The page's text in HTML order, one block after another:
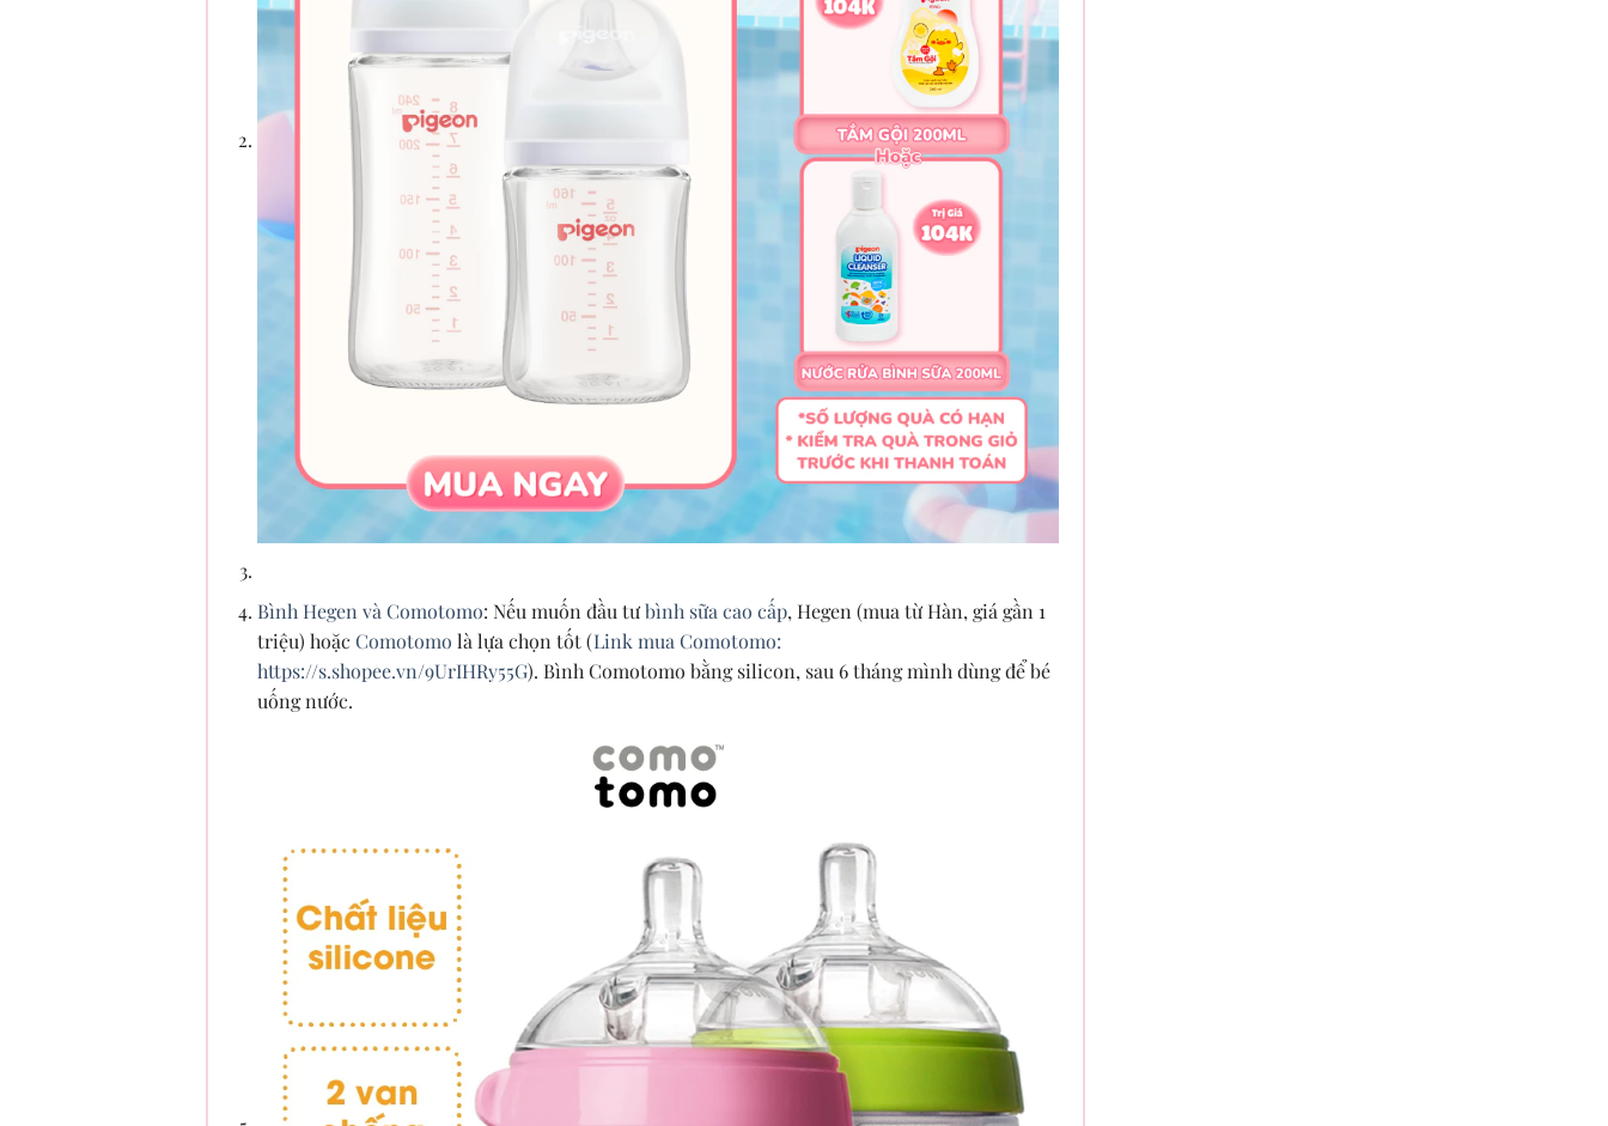
Bình Hegen và Comotomo: Nếu muốn đầu tưbình sữa cao cấp, Hegen (mua từ Hàn, giá gần 1
triệu) hoặc Comotomo là lựa chọn tốt (Link mua Comotomo:
https://s.shopee.vn/9UrIHRy55G). Bình Comotomo bằng silicon, sau 6 tháng mình dùng để bé
uống nước.